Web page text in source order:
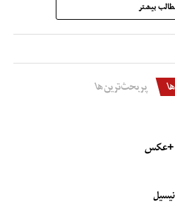
بیشتر
پربحث‌ترین‌ها
+عکس